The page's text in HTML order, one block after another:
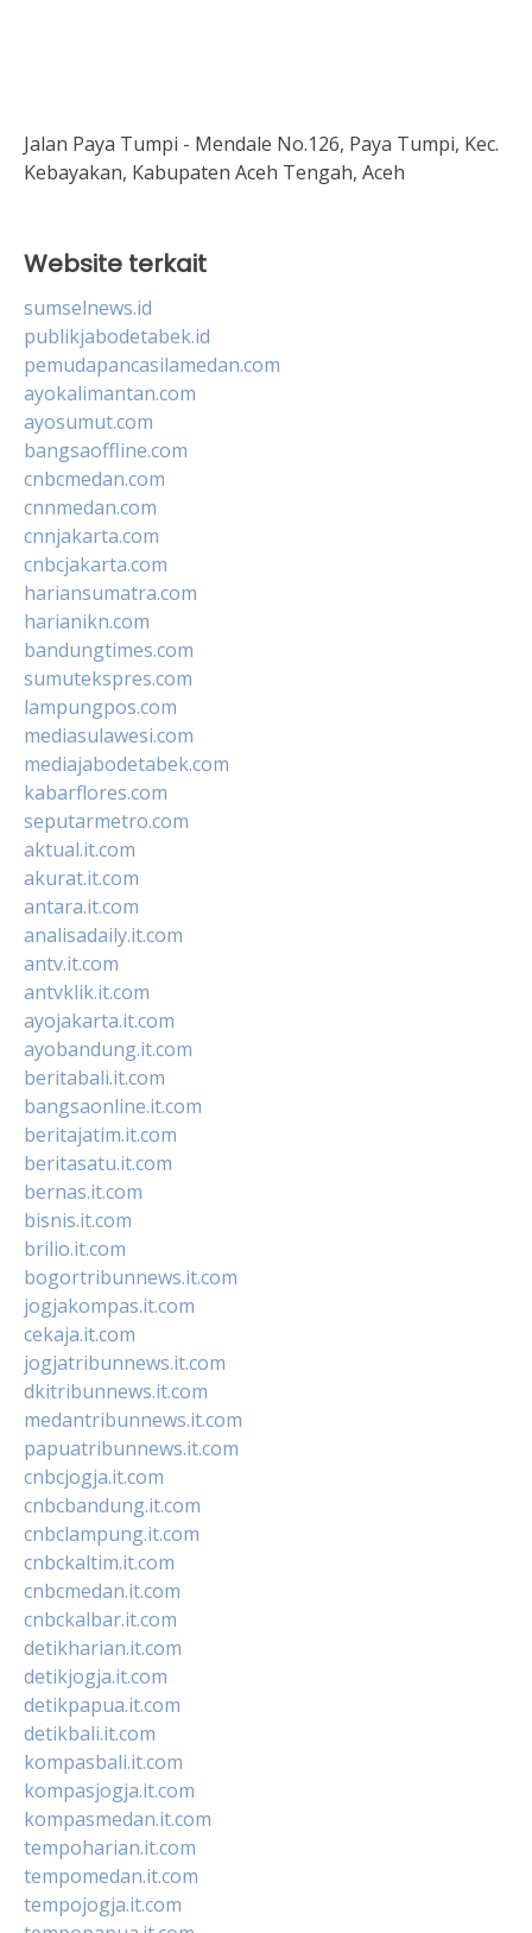
Jalan Paya Tumpi - Mendale No.126, Paya Tumpi, Kec.
Kebayakan, Kabupaten Aceh Tengah, Aceh
Website terkait
sumselnews.id
publikjabodetabek.id
pemudapancasilamedan.com
ayokalimantan.com
ayosumut.com
bangsaoffline.com
cnbcmedan.com
cnnmedan.com
cnnjakarta.com
cnbcjakarta.com
hariansumatra.com
harianikn.com
bandungtimes.com
sumutekspres.com
lampungpos.com
mediasulawesi.com
mediajabodetabek.com
kabarflores.com
seputarmetro.com
aktual.it.com
akurat.it.com
antara.it.com
analisadaily.it.com
antv.it.com
antvklik.it.com
ayojakarta.it.com
ayobandung.it.com
beritabali.it.com
bangsaonline.it.com
beritajatim.it.com
beritasatu.it.com
bernas.it.com
bisnis.it.com
brilio.it.com
bogortribunnews.it.com
jogjakompas.it.com
cekaja.it.com
jogjatribunnews.it.com
dkitribunnews.it.com
medantribunnews.it.com
papuatribunnews.it.com
cnbcjogja.it.com
cnbcbandung.it.com
cnbclampung.it.com
cnbckaltim.it.com
cnbcmedan.it.com
cnbckalbar.it.com
detikharian.it.com
detikjogja.it.com
detikpapua.it.com
detikbali.it.com
kompasbali.it.com
kompasjogja.it.com
kompasmedan.it.com
tempoharian.it.com
tempomedan.it.com
tempojogja.it.com